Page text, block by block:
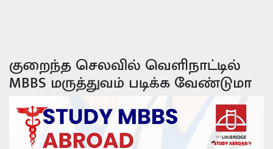
குறைந்த செலவில் வெளிநாட்டில்
MBBS மருத்துவம் படிக்க வேண்டுமா